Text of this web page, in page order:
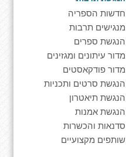
חדשות הספריה
מנגישים תרבות
הנגשת ספרים
מדור עיתונים ומגזינים
מדור פודקאסטים
הנגשת סרטים ותכניות
הנגשת תיאטרון
הנגשת אמנות
סדנאות והכשרות
שותפים מקצועיים